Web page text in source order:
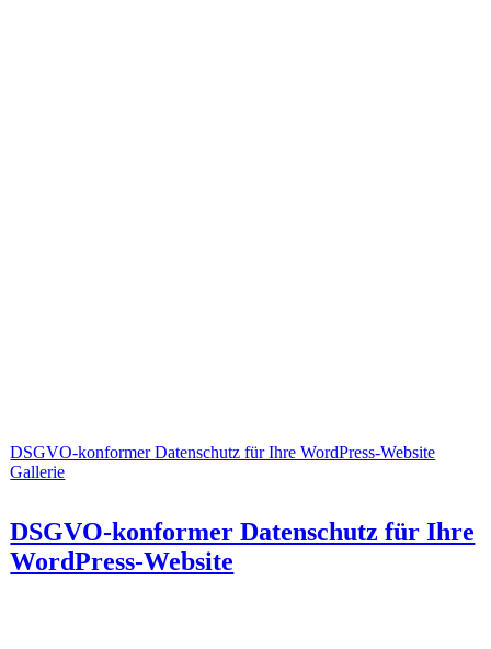
DSGVO-konformer Datenschutz für Ihre WordPress-Website
Gallerie
DSGVO-konformer Datenschutz für Ihre
WordPress-Website